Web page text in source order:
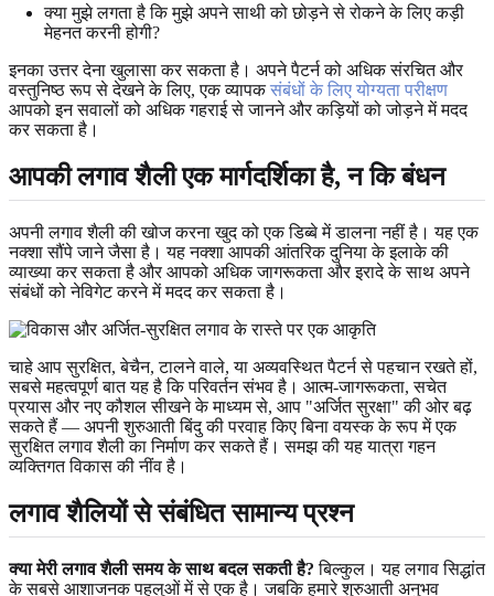
क्या मुझे लगता है कि मुझे अपने साथी को छोड़ने से रोकने के लिए कड़ी
मेहनत करनी होगी?
इनका उत्तर देना खुलासा कर सकता है। अपने पैटर्न को अधिक संरचित और
वस्तुनिष्ठ रूप से देखने के लिए, एक व्यापकसंबंधों के लिए योग्यता परीक्षण
आपको इन सवालों को अधिक गहराई से जानने और कड़ियों को जोड़ने में मदद
कर सकता है।
आपकी लगाव शैली एक मार्गदर्शिका है, न कि बंधन
अपनी लगाव शैली की खोज करना खुद को एक डिब्बे में डालना नहीं है। यह एक
नक्शा सौंपे जाने जैसा है। यह नक्शा आपकी आंतरिक दुनिया के इलाके की
व्याख्या कर सकता है और आपको अधिक जागरूकता और इरादे के साथ अपने
संबंधों को नेविगेट करने में मदद कर सकता है।
चाहे आप सुरक्षित, बेचैन, टालने वाले, या अव्यवस्थित पैटर्न से पहचान रखते हों,
सबसे महत्वपूर्ण बात यह है कि परिवर्तन संभव है। आत्म-जागरूकता, सचेत
प्रयास और नए कौशल सीखने के माध्यम से, आप "अर्जित सुरक्षा" की ओर बढ़
सकते हैं — अपनी शुरुआती बिंदु की परवाह किए बिना वयस्क के रूप में एक
सुरक्षित लगाव शैली का निर्माण कर सकते हैं। समझ की यह यात्रा गहन
व्यक्तिगत विकास की नींव है।
लगाव शैलियों से संबंधित सामान्य प्रश्न
क्या मेरी लगाव शैली समय के साथ बदल सकती है? बिल्कुल। यह लगाव सिद्धांत
के सबसे आशाजनक पहलुओं में से एक है। जबकि हमारे शुरुआती अनुभव